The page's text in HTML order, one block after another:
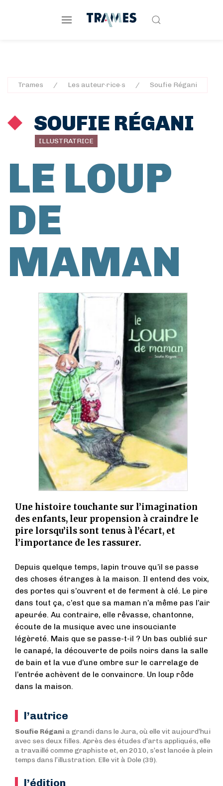
Trames Les auteur·rice·s Soufie Régani
SOUFIE RÉGANI
ILLUSTRATRICE
LE LOUP
DE
MAMAN
Une histoire touchante sur l’imagination
des enfants, leur propension à craindre le
pire lorsqu’ils sont tenus à l’écart, et
l’importance de les rassurer.
Depuis quelque temps, lapin trouve qu’il se passe
des choses étranges à la maison. Il entend des voix,
des portes qui s’ouvrent et de ferment à clé. Le pire
dans tout ça, c’est que sa maman n’a même pas l’air
apeurée. Au contraire, elle rêvasse, chantonne,
écoute de la musique avec une insouciante
légèreté. Mais que se passe-t-il ? Un bas oublié sur
le canapé, la découverte de poils noirs dans la salle
de bain et la vue d’une ombre sur le carrelage de
l’entrée achèvent de le convaincre. Un loup rôde
dans la maison.
l’autrice
Soufie Régania grandi dans le Jura, où elle vit aujourd’hui
avec ses deux filles. Après des études d’arts appliqués, elle
a travaillé comme graphiste et, en 2010, s’est lancée à plein
temps dans l’illustration. Elle vit à Dole (39).
l’édition